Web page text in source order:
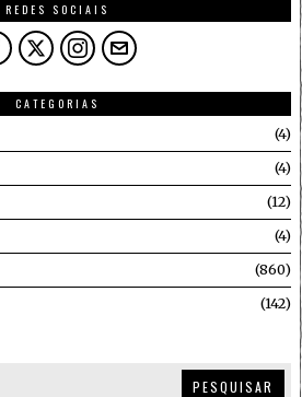
REDES SOCIAIS
CATEGORIAS
4
4
12
4
860
142
PESQUISAR